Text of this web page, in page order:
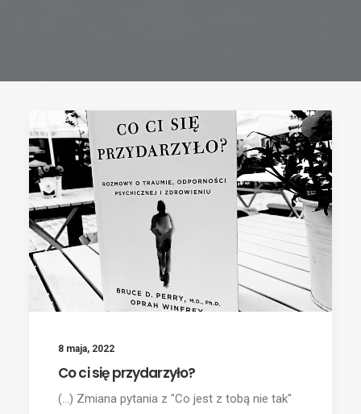
8 maja, 2022
Co ci się przydarzyło?
(...) Zmiana pytania z "Co jest z tobą nie tak"